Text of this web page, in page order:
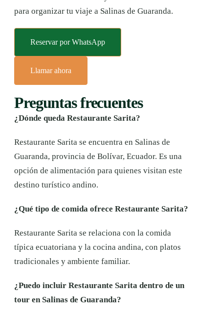
para organizar tu viaje a Salinas de Guaranda.
Reservar por WhatsApp
Llamar ahora
Preguntas frecuentes
¿Dónde queda Restaurante Sarita?
Restaurante Sarita se encuentra en Salinas de
Guaranda, provincia de Bolívar, Ecuador. Es una
opción de alimentación para quienes visitan este
destino turístico andino.
¿Qué tipo de comida ofrece Restaurante Sarita?
Restaurante Sarita se relaciona con la comida
típica ecuatoriana y la cocina andina, con platos
tradicionales y ambiente familiar.
¿Puedo incluir Restaurante Sarita dentro de un
tour en Salinas de Guaranda?